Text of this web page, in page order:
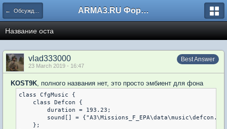
← Обсуждение игры ARMA3.RU Форум
Название оста
Best Answer
vlad333000
23 March 2019 - 16:47
KOST9K, полного названия нет, это просто эмбиент для фона
class CfgMusic {
    class Defcon {
        duration = 193.23;
sound[] =
    };